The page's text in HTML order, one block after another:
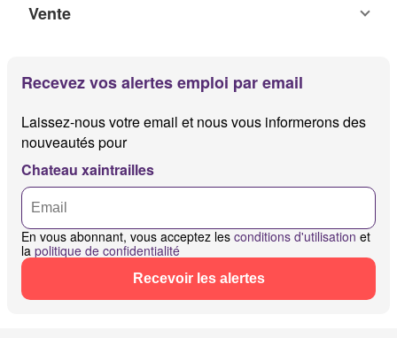
Vente
Recevez vos alertes emploi par email
Laissez-nous votre email et nous vous informerons des
nouveautés pour
Chateau xaintrailles
En vous abonnant, vous acceptez les conditions d'utilisation et
la politique de confidentialité
Recevoir les alertes